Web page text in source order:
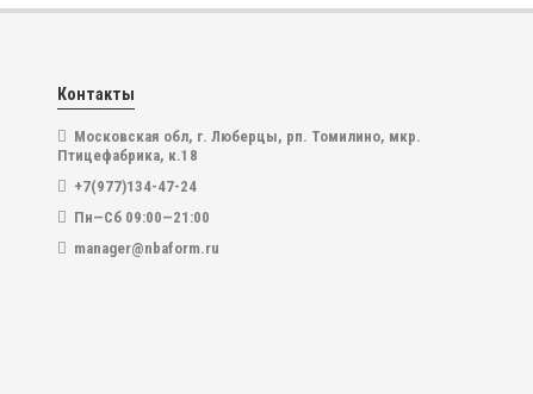
5 999₽
Контакты
Московская обл, г. Люберцы, рп. Томилино, мкр.
Птицефабрика, к.18
+7(977)134-47-24
Пн—Сб 09:00—21:00
manager@nbaform.ru